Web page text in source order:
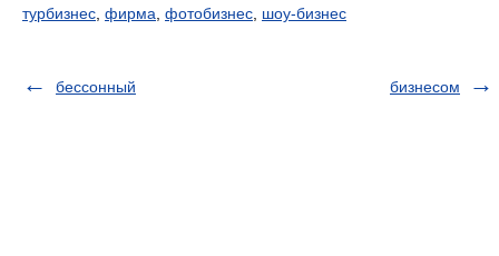
турбизнес фирма фотобизнес шоу-бизнес
бессонный бизнесом